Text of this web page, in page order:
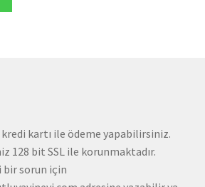
212,00₺.
kredi kartı ile ödeme yapabilirsiniz.
128 bit SSL ile korunmaktadır.
bir sorun için